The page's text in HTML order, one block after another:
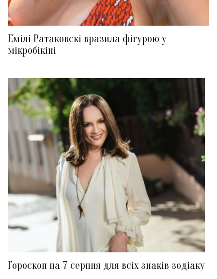
Емілі Ратаковскі вразила фігурою у
мікробікіні
Гороскоп на 7 серпня для всіх знаків зодіаку